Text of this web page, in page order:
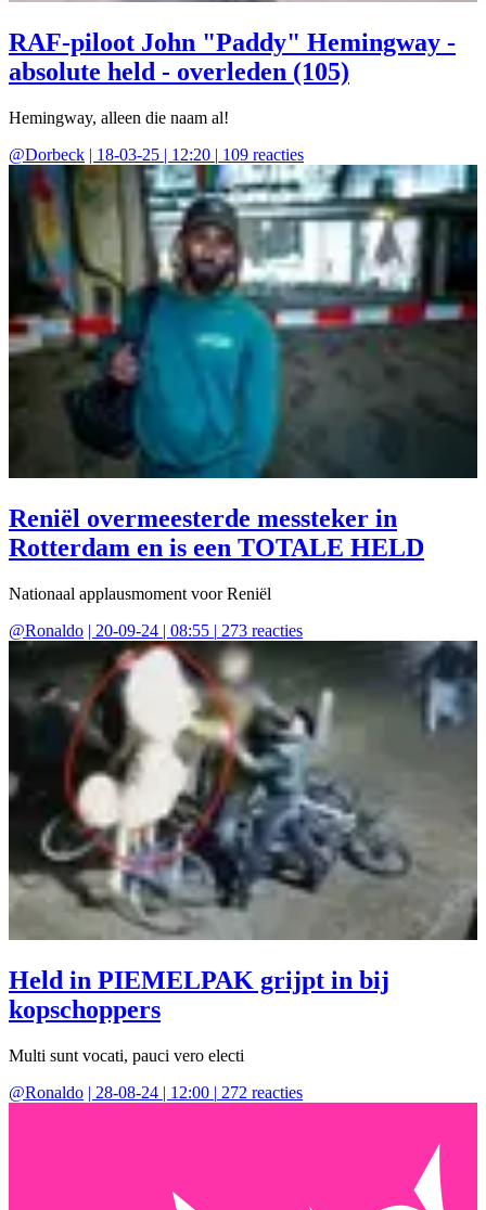
RAF-piloot John "Paddy" Hemingway -
absolute held - overleden (105)
Hemingway, alleen die naam al!
@Dorbeck | 18-03-25 | 12:20 | 109 reacties
Reniël overmeesterde messteker in
Rotterdam en is een TOTALE HELD
Nationaal applausmoment voor Reniël
@Ronaldo | 20-09-24 | 08:55 | 273 reacties
Held in PIEMELPAK grijpt in bij
kopschoppers
Multi sunt vocati, pauci vero electi
@Ronaldo | 28-08-24 | 12:00 | 272 reacties